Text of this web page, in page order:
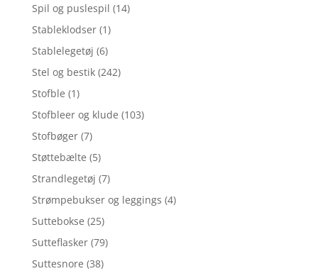
Spil og puslespil (14)
Stableklodser (1)
Stablelegetøj (6)
Stel og bestik (242)
Stofble (1)
Stofbleer og klude (103)
Stofbøger (7)
Støttebælte (5)
Strandlegetøj (7)
Strømpebukser og leggings (4)
Suttebokse (25)
Sutteflasker (79)
Suttesnore (38)